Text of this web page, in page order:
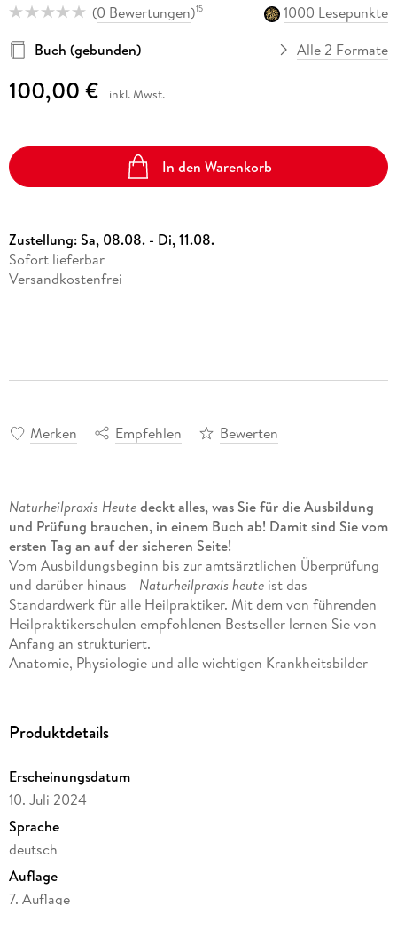
(0 Bewertungen)15
1000 Lesepunkte
Buch (gebunden)
Alle 2 Formate
100,00 € inkl. Mwst.
In den Warenkorb
Zustellung:Sa, 08.08. - Di, 11.08.
Sofort lieferbar
Versandkostenfrei
Merken Empfehlen Bewerten
Naturheilpraxis Heutedeckt alles, was Sie für die Ausbildung
und Prüfung brauchen, in einem Buch ab! Damit sind Sie vom
ersten Tag an auf der sicheren Seite!
Vom Ausbildungsbeginn bis zur amtsärztlichen Überprüfung
und darüber hinaus - Naturheilpraxis heuteist das
Standardwerk für alle Heilpraktiker. Mit dem von führenden
Heilpraktikerschulen empfohlenen Bestseller lernen Sie von
Anfang an strukturiert.
Anatomie, Physiologie und alle wichtigen Krankheitsbilder
Leitsymptomen und Differenzialdiagnosen sorgen für
optimalen Lernerfolg.
Infos zu schulmedizinischen Medikamentengruppen: alle
prüfungsrelevanten Themen sind farblich hervorgehoben und
somit ideal zum schnellen Orientieren.
Mehr als 1. 300 Abbildungen helfen Ihnen, die Inhalte besser
zu verstehen. So können Sie sich optimal auf die Prüfung
vorbereiten.
Checklisten und praxisorientierte Fallbeispiele sowie
Produktdetails
Erscheinungsdatum
10. Juli 2024
Sprache
deutsch
Auflage
7. Auflage